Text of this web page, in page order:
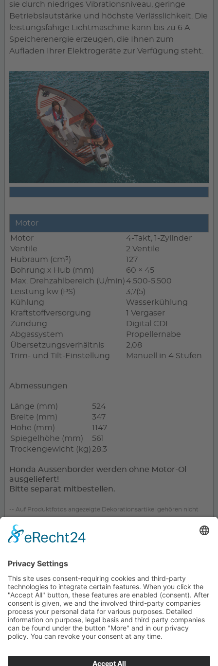
sie durch niedriges Vibrationsniveau, geringe
Betriebslautstärke und höchste Verlässlichkeit. Die
leistungsfähige Lichtmaschine kann bis zu 6 A
Speicherenergie erzeugen, die Ihnen zum
Aufladen Ihrer Elektrogeräte zur Verfügung steht.
Motor
Motor
4-Takt, 1-Zylinder
Ventile
2 Ventile
Hubraum (cm³)
127
Bohrung x Hub (mm)
60 × 45
Max. Drehzahlbereich (U/min) 4.500‐5.500
Leistung kw (PS)
3,7(5)
Kühlung
Wasserkühlung
Kraftstoffversorgung
1 Vergaser
Zündung
Digital CDI
Abgassystem
Propellernabe
Übersetzungsverhältnis
2,08
Trim- und Tilt-Einstellung
Manuell in 4 Stufen
Abmessungen
Länge (mm)
524
Breite (mm)
347
Höhe (mm)
1147
Spiegelhöhe (mm)
561
Trockengewicht (kg)28.3
Honda Aussenborder werden ohne Motor-Öl
ausgeliefert!
Bitte separat mitbestellen.
-- Auf Produktfotos angezeigte Dekorationsartikel gehören nicht
UNTERNEHMEN
PARTNER
ZAHLARTEN
VERSANDPARTNER